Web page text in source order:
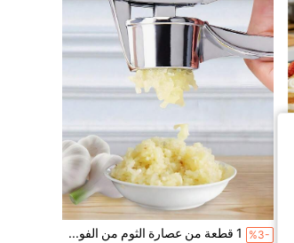
%3- 1 قطعة من عصارة الثوم من الفولاذ المقاوم للصدأ، عصارة الثوم اليدوية، عصارة الزنجبيل، أدوات المطبخ، عصارة الثوم الاحترافية المقاومة للصدأ، سهلة الضغط، سهلة التنظيف، أدوات الخضروات والفواكه، للفنادق والمطاعم وأدوات المطبخ وأدوات التوابل.